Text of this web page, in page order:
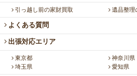
引っ越し前の家財買取 遺品整理
よくある質問
出張対応エリア
東京都
神奈川県
埼玉県
愛知県